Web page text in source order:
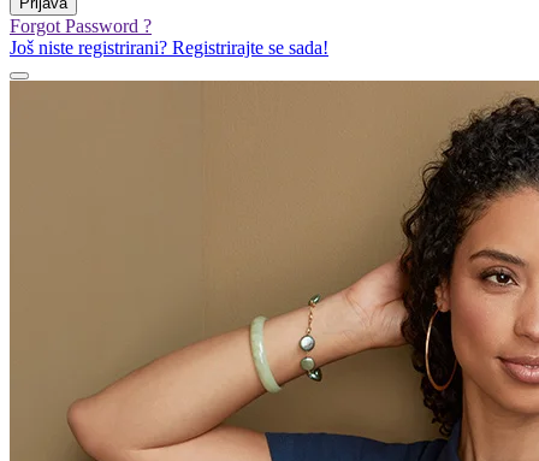
Forgot Password ?
Još niste registrirani? Registrirajte se sada!